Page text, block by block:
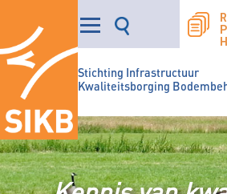
Stichting Infrastructuur
Kwaliteitsborging